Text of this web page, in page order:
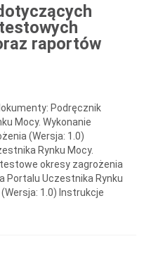
raportów
Podręcznik
Mocy. Wykonanie
(Wersja: 1.0)
Rynku Mocy.
okresy zagrożenia
Portalu Uczestnika Rynku
1.0) Instrukcje